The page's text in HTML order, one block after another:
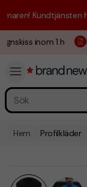
Kundtjänsten har
inom 1 h
Hem Profilkläder